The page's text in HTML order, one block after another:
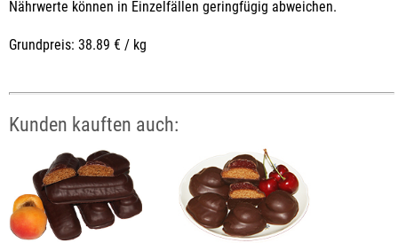
Nährwerte können in Einzelfällen geringfügig abweichen.
Grundpreis: 38.89 € / kg
Kunden kauften auch: